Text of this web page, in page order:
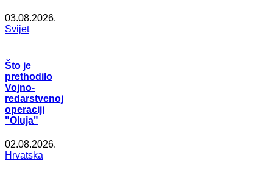
03.08.2026.
Svijet
Što je
prethodilo
Vojno-
redarstvenoj
operaciji
"Oluja"
02.08.2026.
Hrvatska